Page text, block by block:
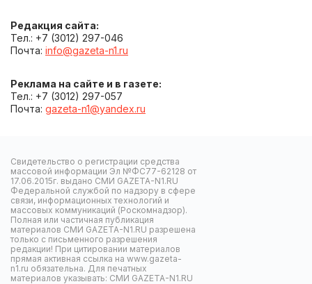
Редакция сайта:
Тел.: +7 (3012) 297-046
Почта: info@gazeta-n1.ru
Реклама на сайте и в газете:
Тел.: +7 (3012) 297-057
Почта: gazeta-n1@yandex.ru
Свидетельство о регистрации средства
массовой информации Эл №ФС77-62128 от
17.06.2015г. выдано СМИ GAZETA-N1.RU
Федеральной службой по надзору в сфере
связи, информационных технологий и
массовых коммуникаций (Роскомнадзор).
Полная или частичная публикация
материалов СМИ GAZETA-N1.RU разрешена
только с письменного разрешения
редакции! При цитировании материалов
прямая активная ссылка на www.gazeta-
n1.ru обязательна. Для печатных
материалов указывать: СМИ GAZETA-N1.RU